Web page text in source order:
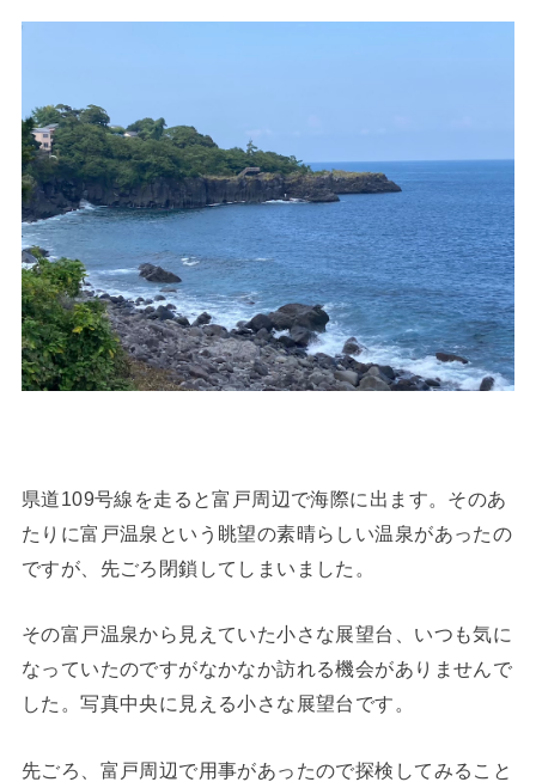
県道109号線を走ると富戸周辺で海際に出ます。そのあ
たりに富戸温泉という眺望の素晴らしい温泉があったの
ですが、先ごろ閉鎖してしまいました。
その富戸温泉から見えていた小さな展望台、いつも気に
なっていたのですがなかなか訪れる機会がありませんで
した。写真中央に見える小さな展望台です。
先ごろ、富戸周辺で用事があったので探検してみること